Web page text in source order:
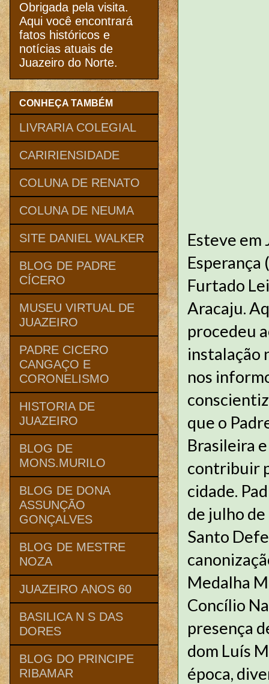
Esteve em
Esperança
Furtado
Aracaju.
procedeu
instalação
nos
que o
Brasileira
contribuir
cidade.
de julho
Santo
Medalha
Concílio
presença
dom Luís
época,
Obrigada pela visita.
Aqui você encontrará
fatos históricos e
notícias atuais de
Juazeiro do Norte.
CONHEÇA TAMBÉM
LIVRARIA COLEGIAL
CARIRIENSIDADE
COLUNA DE RENATO
COLUNA DE NEUMA
SITE DANIEL WALKER
BLOG DE PADRE
CÍCERO
MUSEU VIRTUAL DE
JUAZEIRO
PADRE CICERO
CANGAÇO E
CORONELISMO
HISTORIA DE
JUAZEIRO
BLOG DE
MONS.MURILO
BLOG DE DONA
ASSUNÇÃO
GONÇALVES
BLOG DE MESTRE
NOZA
JUAZEIRO ANOS 60
BASILICA N S DAS
DORES
BLOG DO PRINCIPE
RIBAMAR